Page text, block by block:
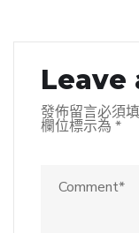
Leave
發佈留言必須
欄位標示為 *